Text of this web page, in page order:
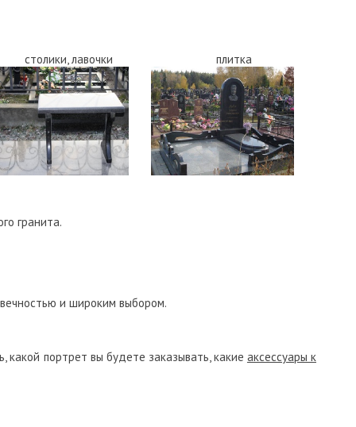
столики, лавочки плитка
гранита.
и широким выбором.
портрет вы будете заказывать, какие аксессуары к